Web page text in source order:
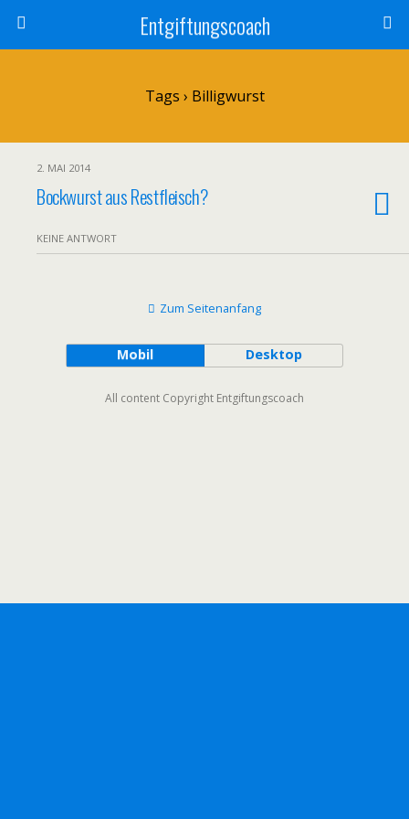
Entgiftungscoach
Tags › Billigwurst
2. MAI 2014
Bockwurst aus Restfleisch?
KEINE ANTWORT
Zum Seitenanfang
Mobil Desktop
All content Copyright Entgiftungscoach